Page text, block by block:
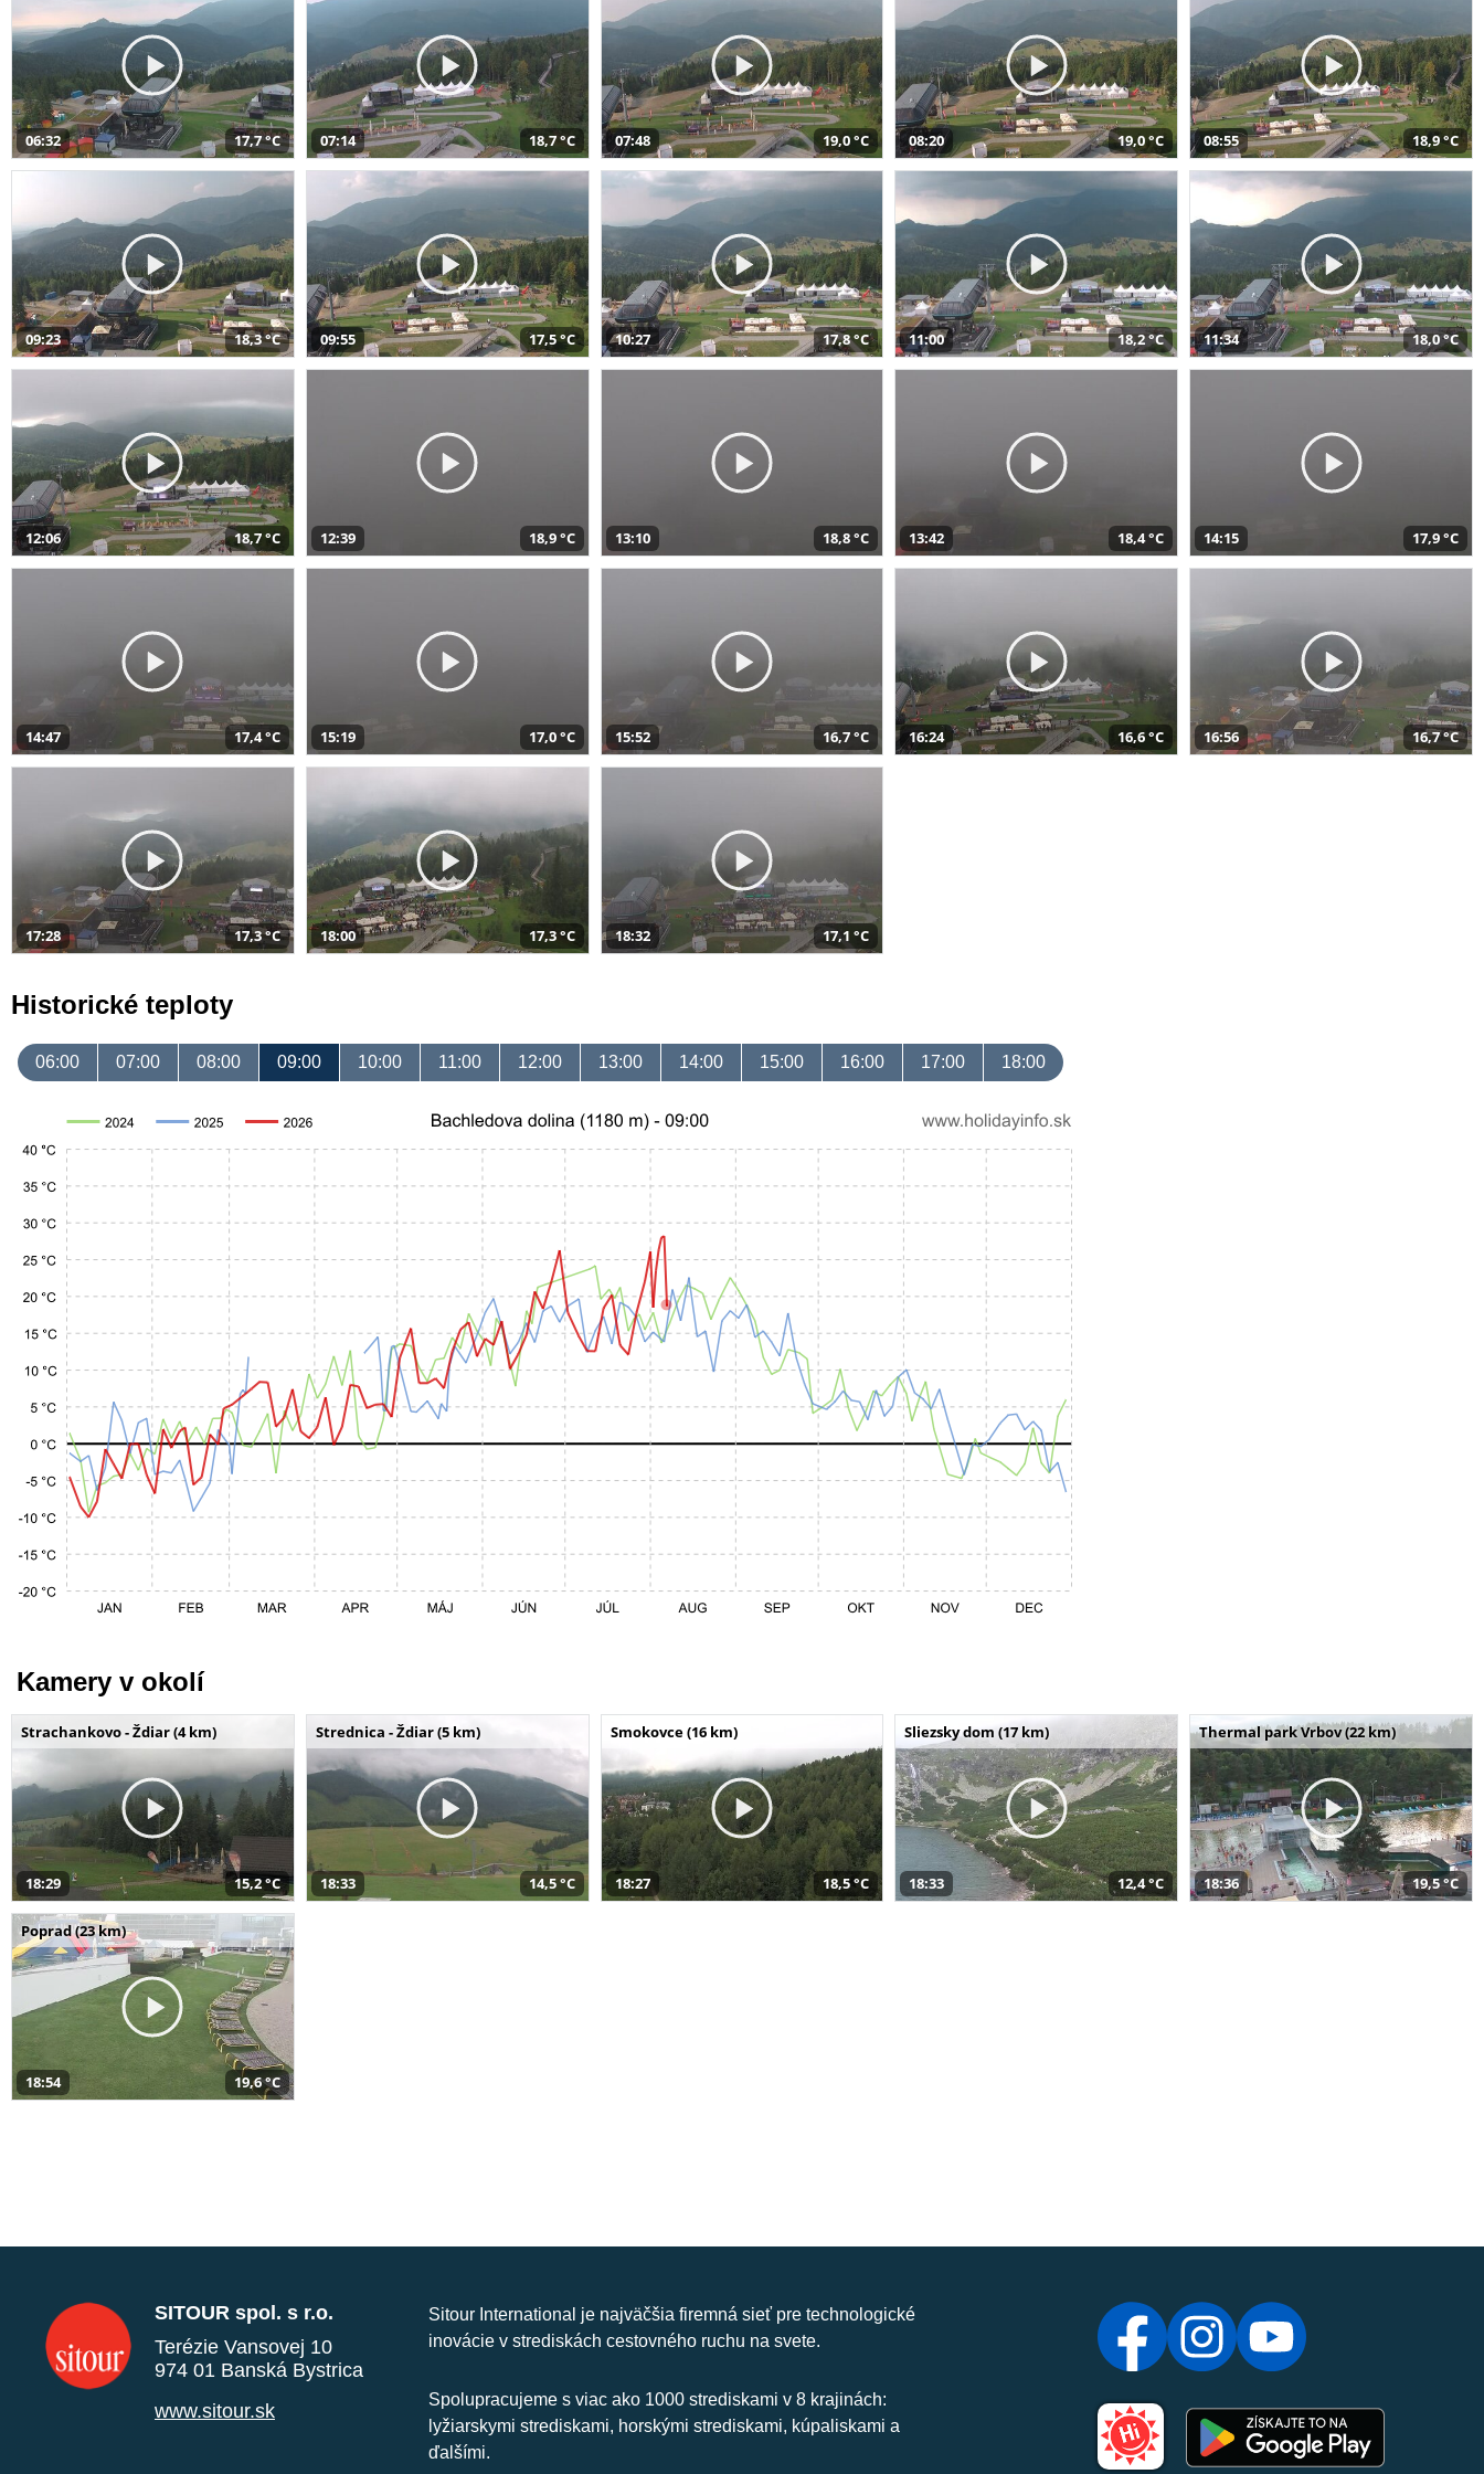
06:32 17,7 °C 07:14 18,7 °C 07:48 19,0 °C 08:20 19,0 °C 08:55 18,9 °C
09:23 18,3 °C 09:55 17,5 °C 10:27 17,8 °C 11:00 18,2 °C 11:34 18,0 °C
12:06 18,7 °C 12:39 18,9 °C 13:10 18,8 °C 13:42 18,4 °C 14:15 17,9 °C
14:47 17,4 °C 15:19 17,0 °C 15:52 16,7 °C 16:24 16,6 °C 16:56 16,7 °C
17:28 17,3 °C 18:00 17,3 °C 18:32 17,1 °C
Historické teploty
06:00 07:00 08:00 09:00 10:00 11:00 12:00 13:00 14:00 15:00 16:00 17:00 18:00
Kamery v okolí
Strachankovo - Ždiar (4 km)
18:29 15,2 °C
Strednica - Ždiar (5 km)
18:33 14,5 °C
Smokovce (16 km)
18:27 18,5 °C
Sliezsky dom (17 km)
18:33 12,4 °C
Thermal park Vrbov (22 km)
18:36 19,5 °C
Poprad (23 km)
18:54 19,6 °C
SITOUR spol. s r.o.
Terézie Vansovej 10
974 01 Banská Bystrica
www.sitour.sk
Sitour International je najväčšia firemná sieť pre technologické
inovácie v strediskách cestovného ruchu na svete.
Spolupracujeme s viac ako 1000 strediskami v 8 krajinách:
lyžiarskymi strediskami, horskými strediskami, kúpaliskami a
ďalšími.